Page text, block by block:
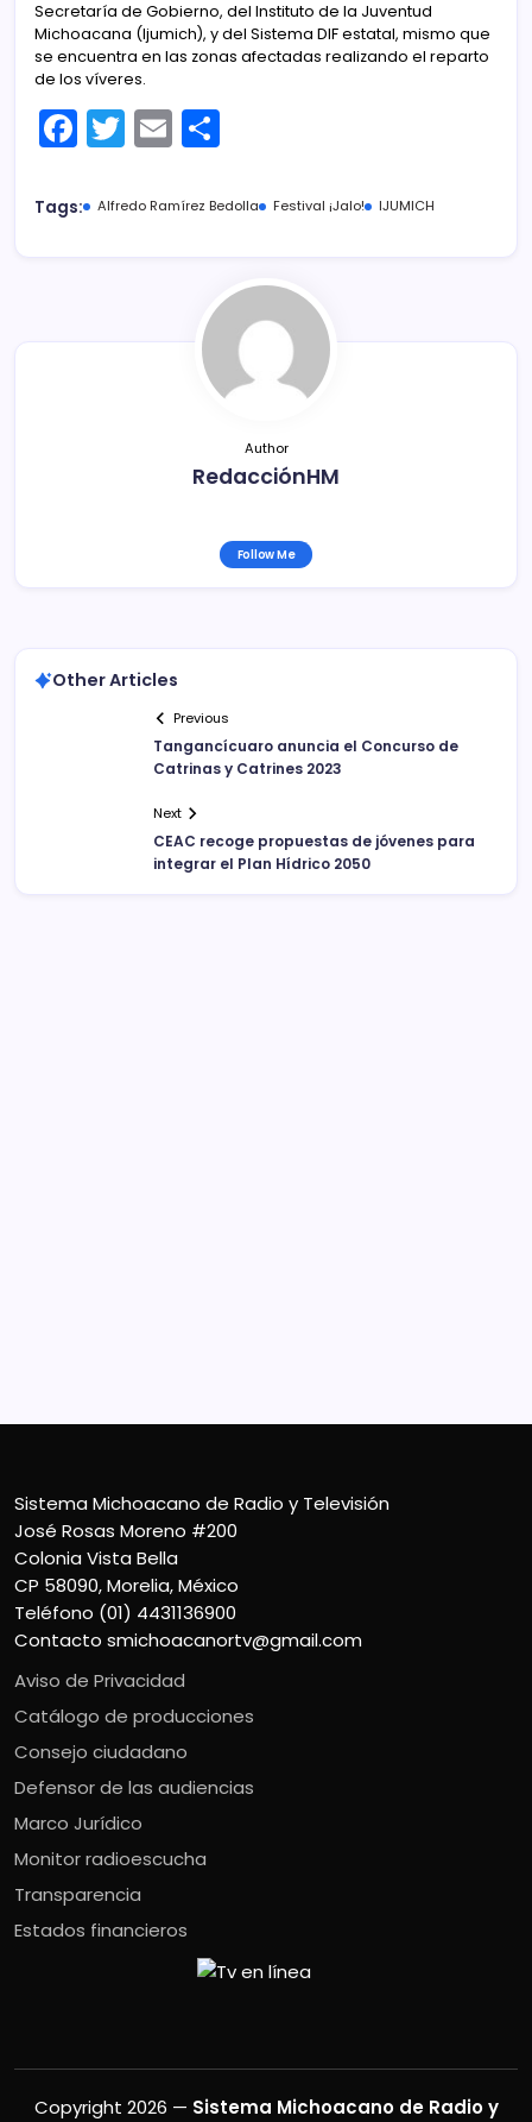
Secretaría de Gobierno, del Instituto de la Juventud
Michoacana (Ijumich), y del Sistema DIF estatal, mismo que
se encuentra en las zonas afectadas realizando el reparto
de los víveres.
F
a
c
T
w
itt
E
m
ai m
ar
tir
Tags: Alfredo Ramírez Bedolla Festival ¡Jalo! IJUMICH
Author
RedacciónHM
Follow Me
Other Articles
Previous
Tangancícuaro anuncia el Concurso de
Catrinas y Catrines 2023
Next
CEAC recoge propuestas de jóvenes para
integrar el Plan Hídrico 2050
Sistema Michoacano de Radio y Televisión
José Rosas Moreno #200
Colonia Vista Bella
CP 58090, Morelia, México
Teléfono (01) 4431136900
Contacto smichoacanortv@gmail.com
Aviso de Privacidad
Catálogo de producciones
Consejo ciudadano
Defensor de las audiencias
Marco Jurídico
Monitor radioescucha
Transparencia
Estados financieros
Copyright 2026 — Sistema Michoacano de Radio y